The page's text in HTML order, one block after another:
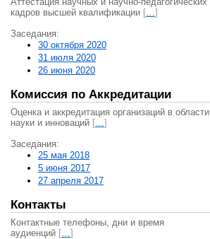
кадров высшей квалификации […]
Заседания:
30 октября 2020
31 июля 2020
26 июня 2020
Комиссия по Аккредитации
Оценка и аккредитация организаций в области
науки и инноваций […]
Заседания:
25 мая 2018
5 июня 2017
27 апреля 2017
Контакты
Контактные телефоны, дни и время
аудиенций […]